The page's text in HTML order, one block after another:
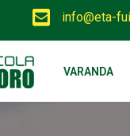
info@eta-
VARANDA